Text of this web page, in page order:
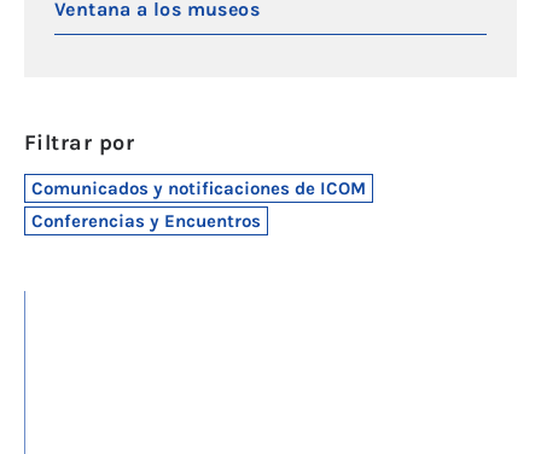
Ventana a los museos
Filtrar por
Comunicados y notificaciones de ICOM
Conferencias y Encuentros